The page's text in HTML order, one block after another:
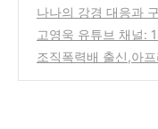
안 염전 노예 사건
(0)
나나의 강경 대응과
와 법적 대응의 중요
고영욱 유튜브 채널: 18일만에
란 확산
(0)
조직폭력배 출신,아